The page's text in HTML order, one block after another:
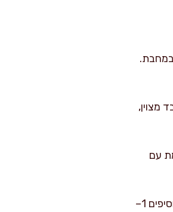
במחבת.
מצוין,
עם
לגרסה ים תיכונית אני מוסיף 2 גרם כמון ו-1 גרם כוסברה טחונה. לגרסה חריפה מוסיפים 1–